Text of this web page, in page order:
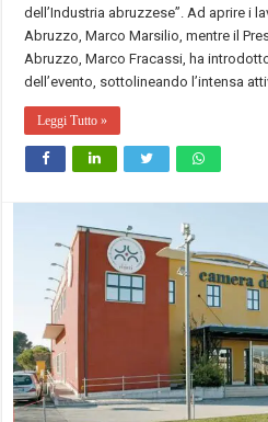
dell’Industria abruzzese”. Ad aprire i
Abruzzo, Marco Marsilio, mentre il
Abruzzo, Marco Fracassi, ha
dell’evento, sottolineando l’intensa
Leggi Tutto »